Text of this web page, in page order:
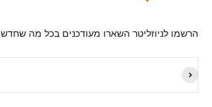
הרשמו לניוזליטר השארו מעודכנים בכל מה שחדש